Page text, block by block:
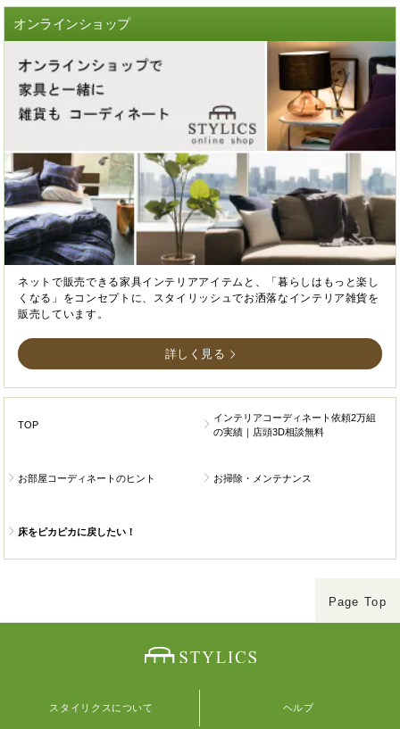
オンラインショップ
ネットで販売できる家具インテリアアイテムと、「暮らしはもっと楽し
くなる」をコンセプトに、スタイリッシュでお洒落なインテリア雑貨を
販売しています。
詳しく見る
TOP
インテリアコーディネート依頼2万組
の実績｜店頭3D相談無料
お部屋コーディネートのヒント お掃除・メンテナンス
床をピカピカに戻したい！
Page Top
スタイリクスについて ヘルプ